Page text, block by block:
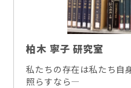
柏木 寧子 研究室
私たちの存在は私たち自
照らすなら―